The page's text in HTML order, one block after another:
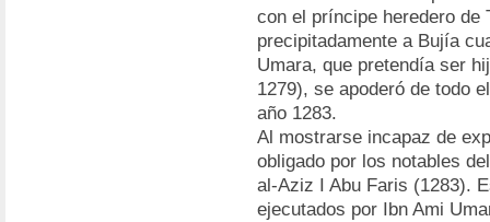
con el príncipe heredero de
precipitadamente a Bujía
Umara, que pretendía ser
1279), se apoderó de todo
año 1283.
Al mostrarse incapaz de
obligado por los notables
al-Aziz I Abu Faris (1283).
ejecutados por Ibn Ami